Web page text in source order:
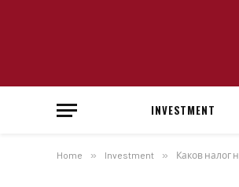
INVESTMENT
Home » Investment » Каков налог